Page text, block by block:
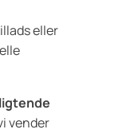
eller
vender